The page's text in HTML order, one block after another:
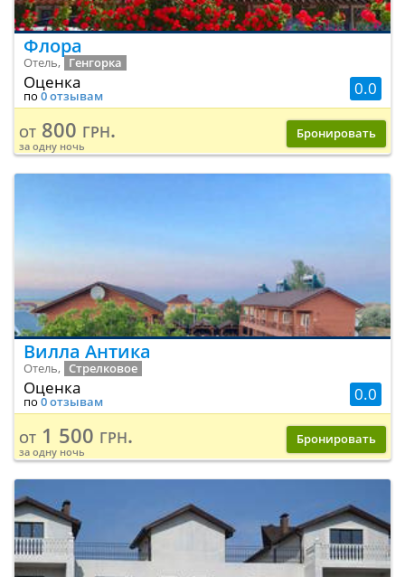
Флора
Отель, Генгорка
0.0
Оценка
по 0 отзывам
от 800 грн.
за одну ночь
Бронировать
Вилла Антика
Отель, Стрелковое
0.0
Оценка
по 0 отзывам
от 1 500 грн.
за одну ночь
Бронировать